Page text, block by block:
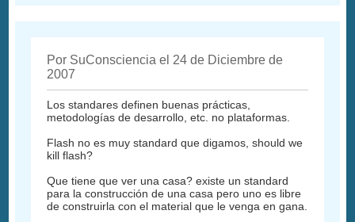
Por SuConsciencia el 24 de Diciembre de
2007
Los standares definen buenas prácticas,
metodologías de desarrollo, etc. no plataformas.
Flash no es muy standard que digamos, should we
kill flash?
Que tiene que ver una casa? existe un standard
para la construcción de una casa pero uno es libre
de construirla con el material que le venga en gana.